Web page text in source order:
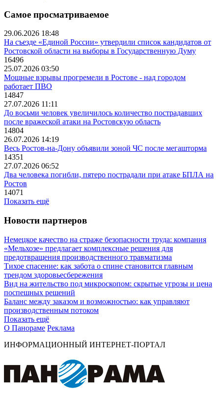
Самое просматриваемое
29.06.2026 18:48
На съезде «Единой России» утвердили список кандидатов от
Ростовской области на выборы в Государственную Думу
16496
25.07.2026 03:50
Мощные взрывы прогремели в Ростове - над городом
работает ПВО
14847
27.07.2026 11:11
До восьми человек увеличилось количество пострадавших
после вражеской атаки на Ростовскую область
14804
26.07.2026 14:19
Весь Ростов-на-Дону объявили зоной ЧС после мегашторма
14351
27.07.2026 06:52
Два человека погибли, пятеро пострадали при атаке БПЛА на
Ростов
14071
Показать ещё
Новости партнеров
Немецкое качество на страже безопасности труда: компания
«Мельхозе» предлагает комплексные решения для
предотвращения производственного травматизма
Тихое спасение: как забота о спине становится главным
трендом здоровьесбережения
Вид на жительство под микроскопом: скрытые угрозы и цена
поспешных решений
Баланс между заказом и возможностью: как управляют
производственным потоком
Показать ещё
О Панораме Реклама
ИНФОРМАЦИОННЫЙ ИНТЕРНЕТ-ПОРТАЛ